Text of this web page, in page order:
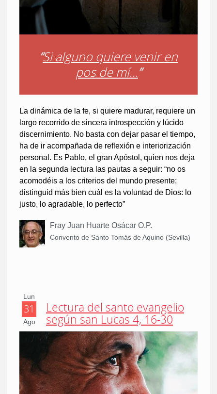
“Si alguno quiere venir en
pos de mí...”
La dinámica de la fe, si quiere madurar, requiere un
largo recorrido de sincera introspección y lúcido
discernimiento. No basta con dejar pasar el tiempo,
ha de ir acompañada de reflexión e interiorización
personal. Es Pablo, el gran Apóstol, quien nos deja
en la segunda lectura las pautas a seguir: “no os
acomodéis a los criterios del mundo presente;
distinguid más bien cuál es la voluntad de Dios: lo
justo, lo agradable, lo perfecto”
Fray Juan Huarte Osácar O.P.
Convento de Santo Tomás de Aquino (Sevilla)
Lun
31
Ago
Lectura del santo evangelio
según san Lucas 4, 16-30